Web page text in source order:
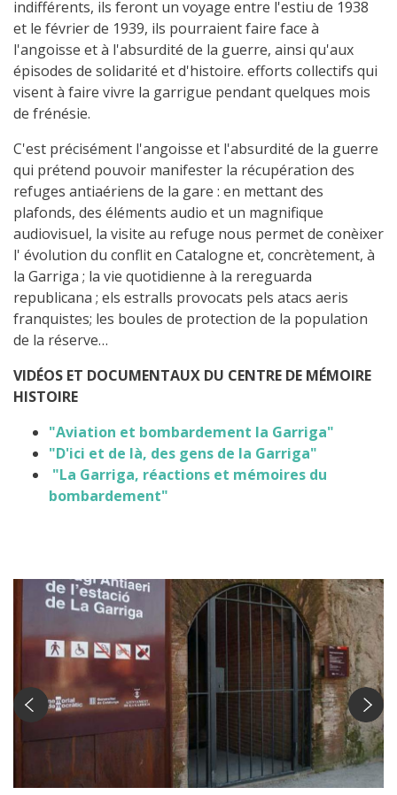
indifférents, ils feront un voyage entre l'estiu de 1938
et le février de 1939, ils pourraient faire face à
l'angoisse et à l'absurdité de la guerre, ainsi qu'aux
épisodes de solidarité et d'histoire. efforts collectifs qui
visent à faire vivre la garrigue pendant quelques mois
de frénésie.
C'est précisément l'angoisse et l'absurdité de la guerre
qui prétend pouvoir manifester la récupération des
refuges antiaériens de la gare : en mettant des
plafonds, des éléments audio et un magnifique
audiovisuel, la visite au refuge nous permet de conèixer
l' évolution du conflit en Catalogne et, concrètement, à
la Garriga ; la vie quotidienne à la rereguarda
republicana ; els estralls provocats pels atacs aeris
franquistes; les boules de protection de la population
de la réserve…
VIDÉOS ET DOCUMENTAUX DU CENTRE DE MÉMOIRE
HISTOIRE
"Aviation et bombardement la Garriga"
"D'ici et de là, des gens de la Garriga"
"La Garriga, réactions et mémoires du
bombardement"